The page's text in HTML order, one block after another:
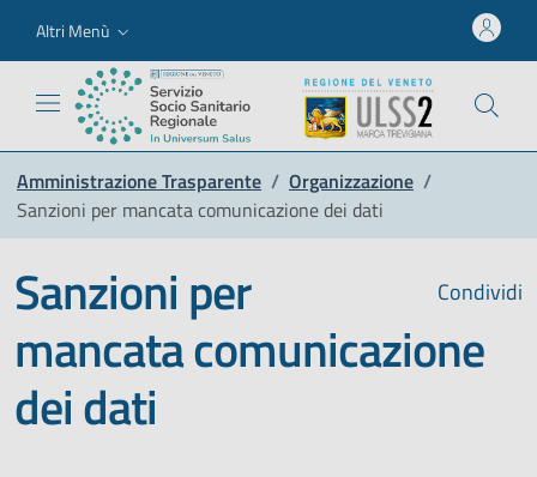
Altri Menù
Amministrazione Trasparente / Organizzazione /
Sanzioni per mancata comunicazione dei dati
Condividi
Sanzioni per
mancata comunicazione
dei dati